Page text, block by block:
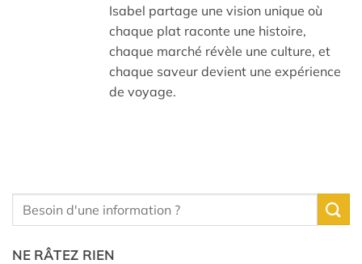
Isabel partage une vision unique où
chaque plat raconte une histoire,
chaque marché révèle une culture, et
chaque saveur devient une expérience
de voyage.
NE RÂTEZ RIEN